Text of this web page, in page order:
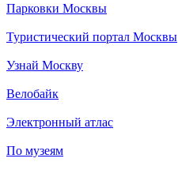
Парковки Москвы
Туристический портал Москвы
Узнай Москву
Велобайк
Электронный атлас
По музеям